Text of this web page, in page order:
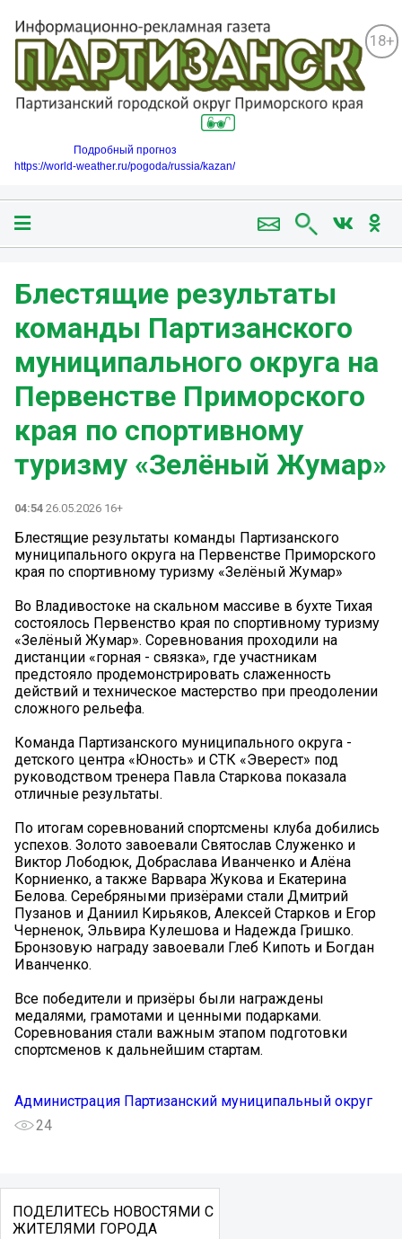
18+
Подробный прогноз
https://world-weather.ru/pogoda/russia/kazan/
Блестящие результаты
команды Партизанского
муниципального округа на
Первенстве Приморского
края по спортивному
туризму «Зелёный Жумар»
04:54 26.05.2026 16+
Блестящие результаты команды Партизанского
муниципального округа на Первенстве Приморского
края по спортивному туризму «Зелёный Жумар»
Во Владивостоке на скальном массиве в бухте Тихая
состоялось Первенство края по спортивному туризму
«Зелёный Жумар». Соревнования проходили на
дистанции «горная - связка», где участникам
предстояло продемонстрировать слаженность
действий и техническое мастерство при преодолении
сложного рельефа.
Команда Партизанского муниципального округа -
детского центра «Юность» и СТК «Эверест» под
руководством тренера Павла Старкова показала
отличные результаты.
По итогам соревнований спортсмены клуба добились
успехов. Золото завоевали Святослав Служенко и
Виктор Лободюк, Добраслава Иванченко и Алёна
Корниенко, а также Варвара Жукова и Екатерина
Белова. Серебряными призёрами стали Дмитрий
Пузанов и Даниил Кирьяков, Алексей Старков и Егор
Черненок, Эльвира Кулешова и Надежда Гришко.
Бронзовую награду завоевали Глеб Кипоть и Богдан
Иванченко.
Все победители и призёры были награждены
медалями, грамотами и ценными подарками.
Соревнования стали важным этапом подготовки
спортсменов к дальнейшим стартам.
Администрация Партизанский муниципальный округ
24
ПОДЕЛИТЕСЬ НОВОСТЯМИ С
ЖИТЕЛЯМИ ГОРОДА